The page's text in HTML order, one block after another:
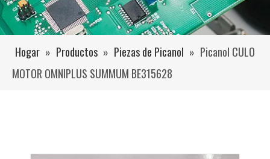
Hogar » Productos » Piezas de Picanol » Picanol CULO
MOTOR OMNIPLUS SUMMUM BE315628